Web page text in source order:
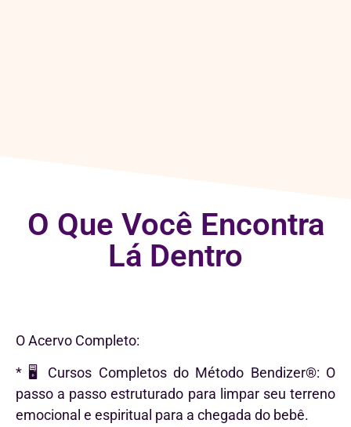
O Que Você Encontra
Lá Dentro
O Acervo Completo:
* 🖥️ Cursos Completos do Método Bendizer®: O
passo a passo estruturado para limpar seu terreno
emocional e espiritual para a chegada do bebê.